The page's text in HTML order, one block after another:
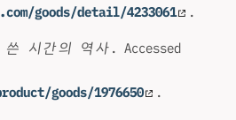
goods/detail/4233061 .
쓴 시간의 역사 . Accessed
goods/1976650
.